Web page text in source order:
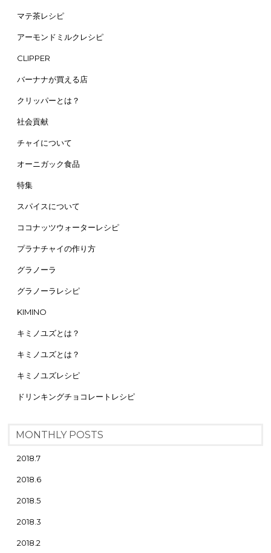
マテ茶レシピ
アーモンドミルクレシピ
CLIPPER
バーナナが買える店
クリッパーとは？
社会貢献
チャイについて
オーニガック食品
特集
スパイスについて
ココナッツウォーターレシピ
プラナチャイの作り方
グラノーラ
グラノーラレシピ
KIMINO
キミノユズとは？
キミノユズとは？
キミノユズレシピ
ドリンキングチョコレートレシピ
MONTHLY POSTS
2018.7
2018.6
2018.5
2018.3
2018.2